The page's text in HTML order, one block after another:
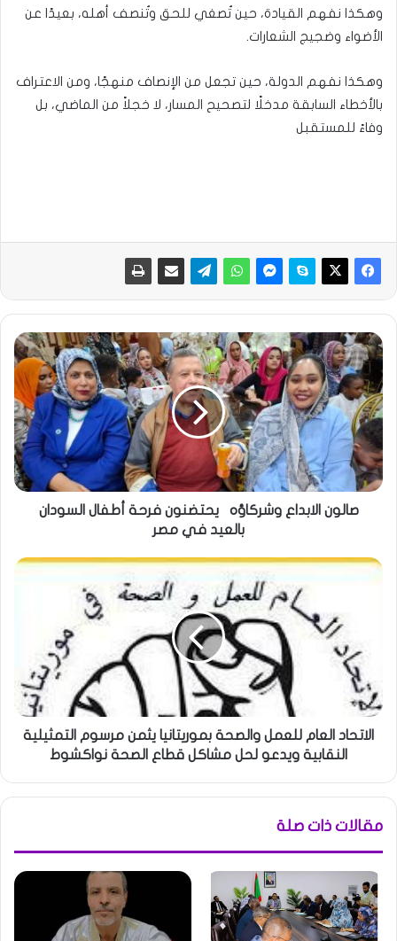
وهكذا نفهم القيادة، حين تُصغي للحق وتُنصف أهله، بعيدًا عن
الأضواء وضجيج الشعارات.
وهكذا نفهم الدولة، حين تجعل من الإنصاف منهجًا، ومن الاعتراف
بالأخطاء السابقة مدخلًا لتصحيح المسار، لا خجلاً من الماضي، بل
وفاءً للمستقبل
صالون الابداع وشركاؤه ‏ ‏ يحتضنون فرحة أطفال السودان
بالعيد في مصر
الاتحاد العام للعمل والصحة بموريتانيا يثمن مرسوم التمثيلية
النقابية ويدعو لحل مشاكل قطاع الصحة نواكشوط
مقالات ذات صلة